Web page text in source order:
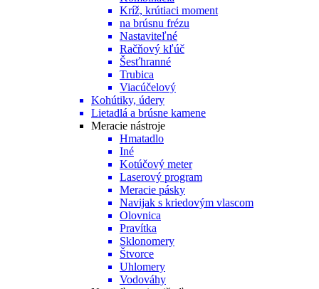
Kríž, krútiaci moment
na brúsnu frézu
Nastaviteľné
Račňový kľúč
Šesťhranné
Trubica
Viacúčelový
Kohútiky, údery
Lietadlá a brúsne kamene
Meracie nástroje
Hmatadlo
Iné
Kotúčový meter
Laserový program
Meracie pásky
Navijak s kriedovým vlascom
Olovnica
Pravítka
Sklonomery
Štvorce
Uhlomery
Vodováhy